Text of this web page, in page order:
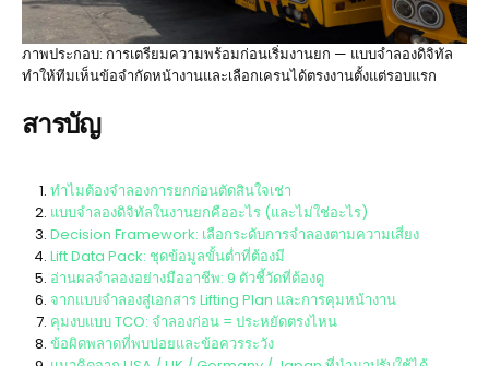
ภาพประกอบ: การเตรียมความพร้อมก่อนเริ่มงานยก — แบบจำลองดิจิทัล
ทำให้ทีมเห็นข้อจำกัดหน้างานและเลือกเครนได้ตรงงานตั้งแต่รอบแรก
สารบัญ
ทำไมต้องจำลองการยกก่อนตัดสินใจเช่า
แบบจำลองดิจิทัลในงานยกคืออะไร (และไม่ใช่อะไร)
Decision Framework: เลือกระดับการจำลองตามความเสี่ยง
Lift Data Pack: ชุดข้อมูลขั้นต่ำที่ต้องมี
อ่านผลจำลองอย่างมืออาชีพ: 9 ตัวชี้วัดที่ต้องดู
จากแบบจำลองสู่เอกสาร Lifting Plan และการคุมหน้างาน
คุมงบแบบ TCO: จำลองก่อน = ประหยัดตรงไหน
ข้อผิดพลาดที่พบบ่อยและข้อควรระวัง